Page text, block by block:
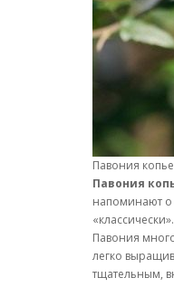
Павония
Павония
напоминают о
«классически».
Павония
легко
тщательным,